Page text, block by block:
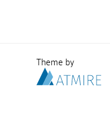
Theme by